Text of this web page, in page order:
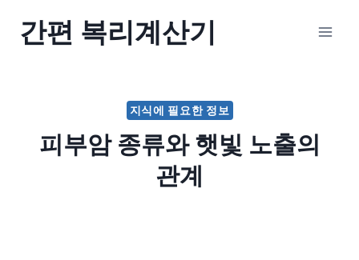
간편 복리계산기
지식에 필요한 정보
피부암 종류와 햇빛 노출의
관계